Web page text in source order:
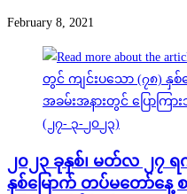
February 8, 2021
၂၀၂၃ ခုနှစ်၊ မတ်လ ၂၇
နှစ်မြောက် တပ်မတော်နေ့ စ